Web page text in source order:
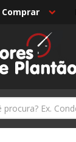
Comprar